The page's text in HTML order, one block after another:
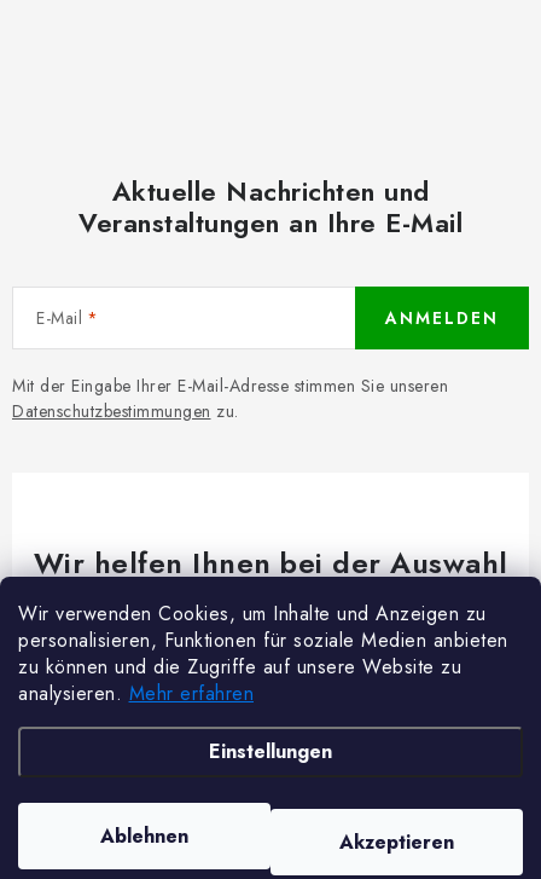
Wir verwenden Cookies, um Inhalte und Anzeigen zu
personalisieren, Funktionen für soziale Medien anbieten
zu können und die Zugriffe auf unsere Website zu
analysieren. Mehr erfahren
Einstellungen
Ablehnen Akzeptieren
Aktuelle Nachrichten und
Veranstaltungen an Ihre E-Mail
E-Mail
Mit der Eingabe Ihrer E-Mail-Adresse stimmen Sie unseren
Datenschutzbestimmungen zu.
ANMELDEN
Wir helfen Ihnen bei der Auswahl
Brauchen Sie Rat bei etwas? Wir sind für dich da!
Kundenservice@woodycrafts.de
+49 211 8694 2501 (Mo-Fr 8:00-16:00)
Erstellt von Shoptet Premium
. Alle Rechte vorbehalten.Cookie-Einstellungen